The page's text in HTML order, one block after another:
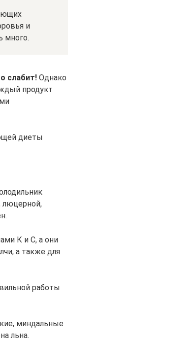
и
много.
слабит! Однако
продукт
диеты
люцерной,
К и С, а они
а также для
работы
миндальные
льна.